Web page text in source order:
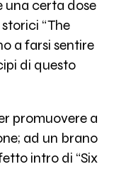
una certa dose
“The
a farsi sentire
di questo
promuovere a
ad un brano
intro di “Six